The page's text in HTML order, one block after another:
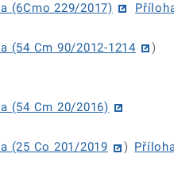
(6Cmo 229/2017)
(54 Cm 90/2012-1214
)
(54 Cm 20/2016)
(25 Co 201/2019 )